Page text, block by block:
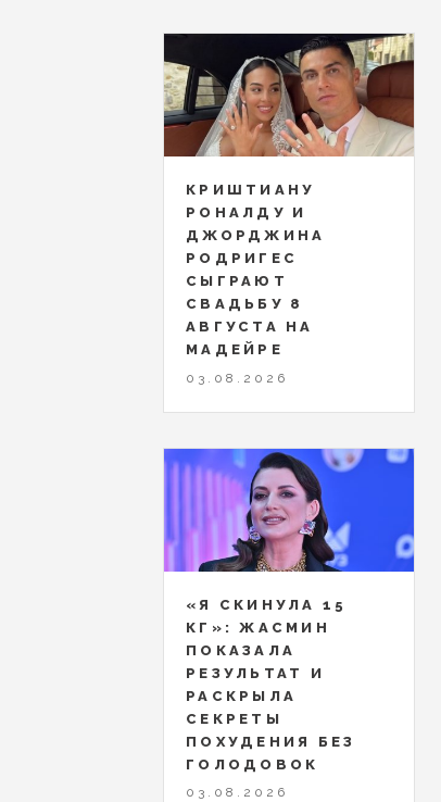
КРИШТИАНУ
РОНАЛДУ И
ДЖОРДЖИНА
РОДРИГЕС
СЫГРАЮТ
СВАДЬБУ 8
АВГУСТА НА
МАДЕЙРЕ
03.08.2026
«Я СКИНУЛА 15
КГ»: ЖАСМИН
ПОКАЗАЛА
РЕЗУЛЬТАТ И
РАСКРЫЛА
СЕКРЕТЫ
ПОХУДЕНИЯ БЕЗ
ГОЛОДОВОК
03.08.2026